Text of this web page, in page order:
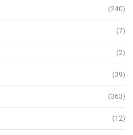
(240)
(7)
(2)
(39)
(363)
(12)